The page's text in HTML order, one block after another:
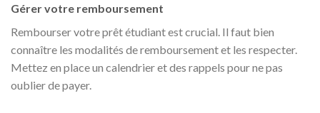
Gérer votre remboursement
Rembourser votre prêt étudiant est crucial. Il faut bien
connaître les modalités de remboursement et les respecter.
Mettez en place un calendrier et des rappels pour ne pas
oublier de payer.